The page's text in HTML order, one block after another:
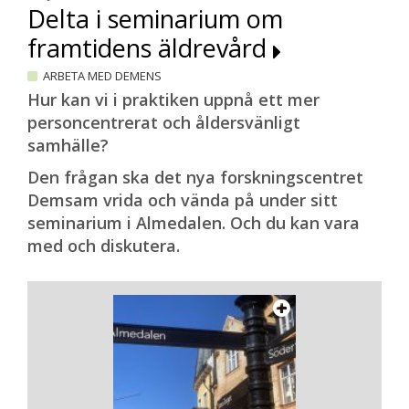
hjälp hemma. Och även om vi bara kan
skjuta upp sjukdomens förlopp med
bibehållen livskvalitet i ett år så är det
värt det, säger Regina Altena.
Minnen om jordbruk och
cancerforskning
När SDC bjuds in att delta digitalt på en av
träffarna finns nutritionist, sjukgymnast,
psykolog, gerontolog och sjuksköterska
med – bland annat. Deltagarna får inte
vara fler än tolv, eftersom alla ska komma
till tals. Fysiska och kognitiva
gruppövningar varvas. Dagens tema är
”mitt första arbete”. Efter lite gymnastik
och samtal om vad deltagarna åt till
frukost får samtliga berätta om minnena
Delta i seminarium om
framtidens äldrevård
ARBETA MED DEMENS
Hur kan vi i praktiken uppnå ett mer
personcentrerat och åldersvänligt
samhälle?
Den frågan ska det nya forskningscentret
Demsam vrida och vända på under sitt
seminarium i Almedalen. Och du kan vara
med och diskutera.